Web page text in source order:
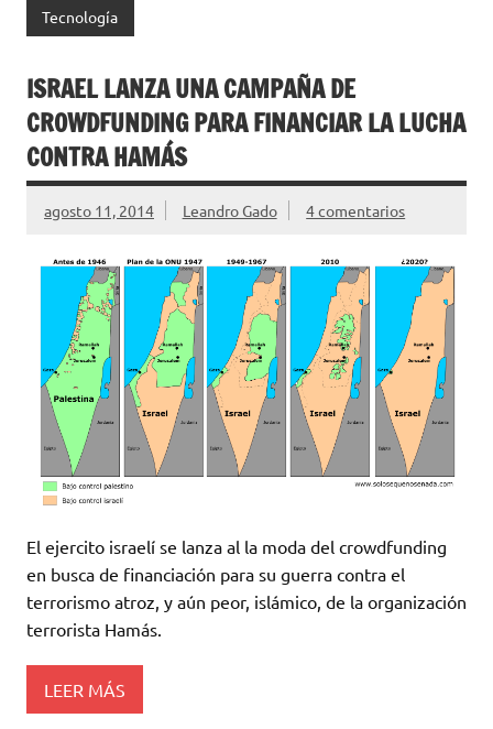
Tecnología
ISRAEL LANZA UNA CAMPAÑA DE
CROWDFUNDING PARA FINANCIAR LA LUCHA
CONTRA HAMÁS
agosto 11, 2014 Leandro Gado 4 comentarios
El ejercito israelí se lanza al la moda del crowdfunding
en busca de financiación para su guerra contra el
terrorismo atroz, y aún peor, islámico, de la organización
terrorista Hamás.
LEER MÁS